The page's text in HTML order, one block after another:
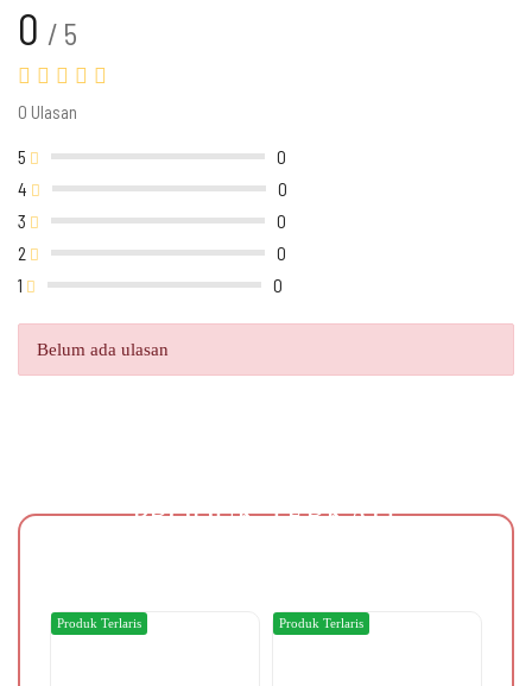
0 / 5
0 Ulasan
5
0
4
0
3
0
2
0
1
0
Belum ada ulasan
PRODUK TERKAIT
Produk Terlaris Produk Terlaris